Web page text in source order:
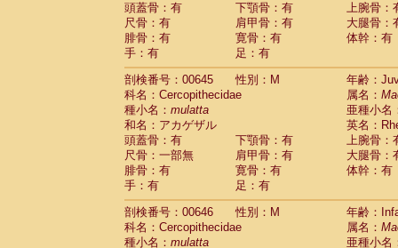
頭蓋骨：有
下顎骨：有
上腕骨：
尺骨：有
肩甲骨：有
大腿骨：
腓骨：有
寛骨：有
体幹：有
手：有
足：有
剖検番号：00645
性別：M
年齢：
科名：Cercopithecidae
属名：
種小名： mulatta
亜種小名
和名：アカゲザル
英名：
頭蓋骨：有
下顎骨：有
上腕骨：
尺骨：一部無
肩甲骨：有
大腿骨：
腓骨：有
寛骨：有
体幹：有
手：有
足：有
剖検番号：00646
性別：M
年齢：
科名：Cercopithecidae
属名：
種小名： mulatta
亜種小名